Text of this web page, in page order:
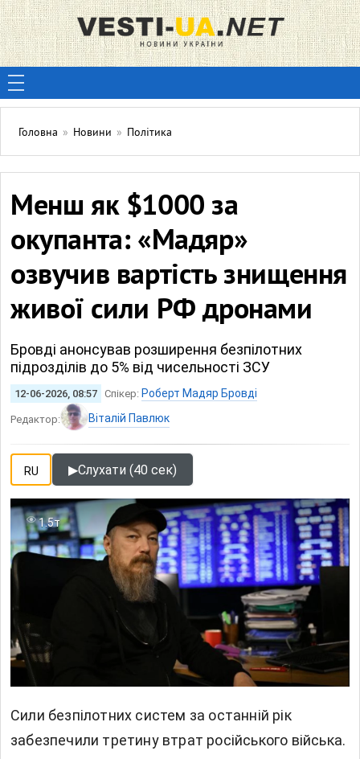
Головна » Новини » Політика
Менш як $1000 за
окупанта: «Мадяр»
озвучив вартість знищення
живої сили РФ дронами
Бровді анонсував розширення безпілотних
підрозділів до 5% від чисельності ЗСУ
12-06-2026, 08:57 Спікер: Роберт Мадяр Бровді
Редактор: Віталій Павлюк
RU ▶Слухати (40 сек)
1.5т
Сили безпілотних систем за останній рік
забезпечили третину втрат російського війська.